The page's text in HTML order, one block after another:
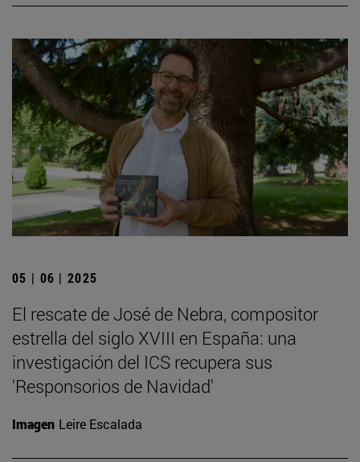
05 | 06 | 2025
El rescate de José de Nebra, compositor
estrella del siglo XVIII en España: una
investigación del ICS recupera sus
'Responsorios de Navidad'
Imagen Leire Escalada